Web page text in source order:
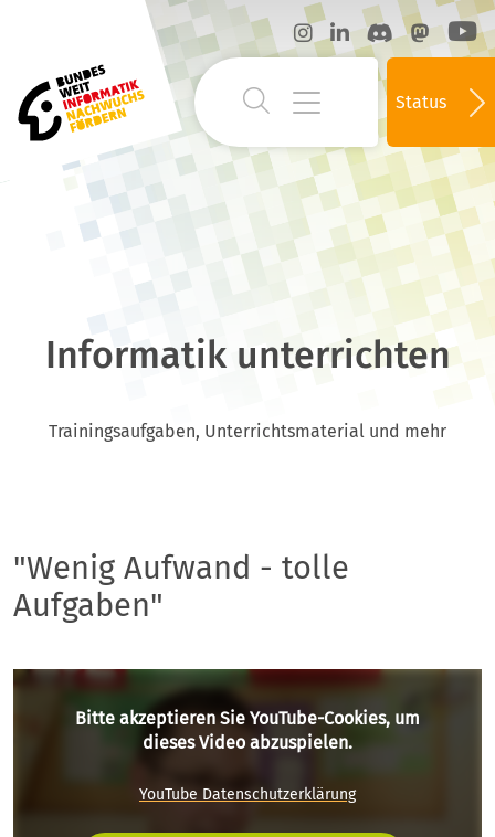
Status
Informatik unterrichten
Trainingsaufgaben, Unterrichtsmaterial und mehr
"Wenig Aufwand - tolle
Aufgaben"
Bitte akzeptieren Sie YouTube-Cookies, um
dieses Video abzuspielen.
YouTube Datenschutzerklärung